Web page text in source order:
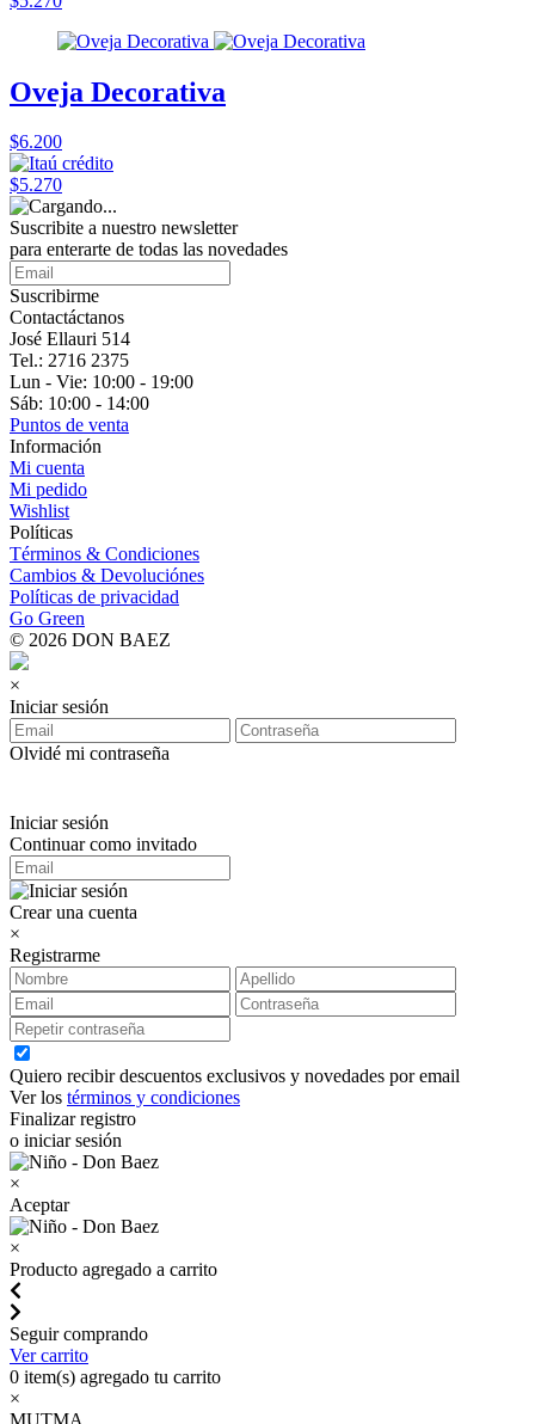
Oveja Decorativa
$6.200
$5.270
Suscribite a nuestro newsletter
para enterarte de todas las novedades
Suscribirme
Contactáctanos
José Ellauri 514
Tel.: 2716 2375
Lun - Vie: 10:00 - 19:00
Sáb: 10:00 - 14:00
Puntos de venta
Información
Mi cuenta
Mi pedido
Wishlist
Políticas
Términos & Condiciones
Cambios & Devoluciónes
Políticas de privacidad
Go Green
© 2026 DON BAEZ
×
Iniciar sesión
Olvidé mi contraseña
Iniciar sesión
Continuar como invitado
Crear una cuenta
×
Registrarme
Quiero recibir descuentos exclusivos y novedades por email
Ver los términos y condiciones
Finalizar registro
o iniciar sesión
×
Aceptar
×
Producto agregado a carrito
Seguir comprando
Ver carrito
0 item(s) agregado tu carrito
×